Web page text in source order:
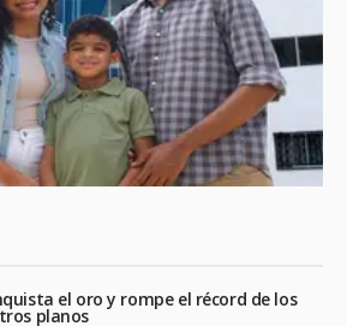
el oro y rompe el récord de los
planos